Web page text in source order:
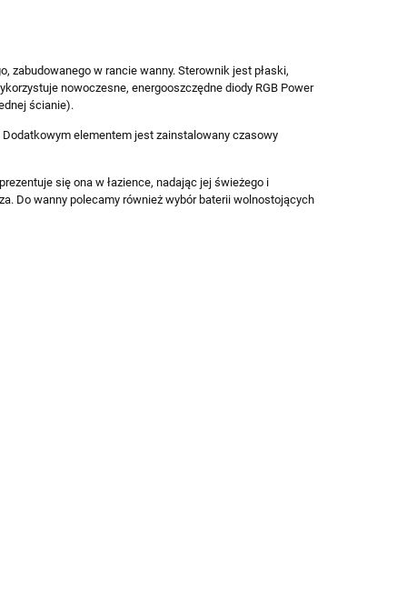
zabudowanego w rancie wanny. Sterownik jest płaski,
nowoczesne, energooszczędne diody RGB Power
ścianie).
elementem jest zainstalowany czasowy
się ona w łazience, nadając jej świeżego i
Do wanny polecamy również wybór baterii wolnostojących